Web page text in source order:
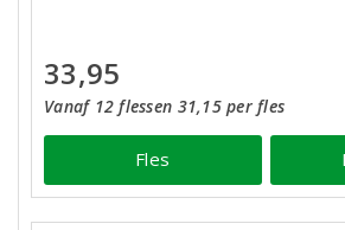
33,95
Vanaf 12 flessen 31,15 per fles
Fles